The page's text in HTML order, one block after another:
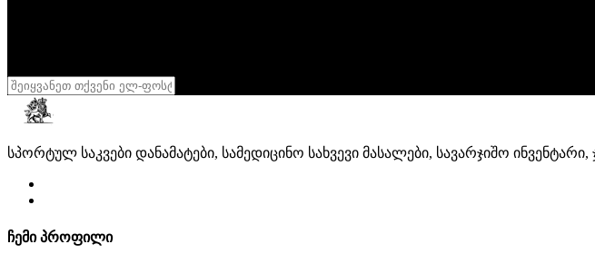
სპორტულ საკვები დანამატები, სამედიცინო სახვევი მასალები, სავარჯიშო
ჩემი პროფილი